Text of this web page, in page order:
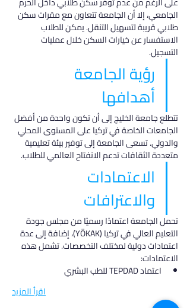
الجامعي، إلا أن الجامعة تتعاون مع مقرات سكن
طلابي قريبة لتسهيل التنقل. يمكن للطلاب
الاستفسار عن خيارات السكن خلال عمليات
التسجيل.
رؤية الجامعة
أهدافها
تتطلع جامعة الخليج إلى أن تكون واحدة من أفضل
الجامعات الخاصة في تركيا على المستوى المحلي
والدولي. تسعى الجامعة إلى توفير بيئة تعليمية
متعددة الثقافات تدعم الانفتاح العالمي للطلاب.
الاعتمادات
والاعترافات
تحمل الجامعة اعتمادًا رسميًا من مجلس جودة
التعليم العالي في تركيا (YÖKAK)، إضافة إلى عدة
اعتمادات دولية لمختلف التخصصات. تشمل هذه
الاعتمادات:
اعتماد TEPDAD للطب البشري
اقرأ المزيد